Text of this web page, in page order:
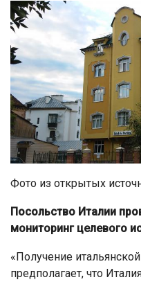
Фото из открытых
Посольство Италии
мониторинг целевого
«Получение
предполагает, что